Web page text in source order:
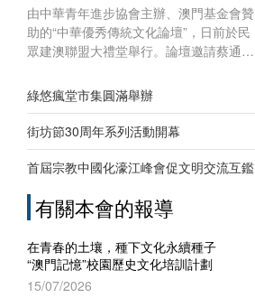
由中華青年進步協會主辦、澳門基金會贊
助的“中華優秀傳統文化論壇”，日前於民
眾建澳聯盟大禮堂舉行。論壇邀請蔡通中
新發展”為題，吸引六十名來自台灣地區
及澳門本地青年踴躍參與，現場互動熱
烈。
綠悠瘋堂市集圓滿舉辦
街坊節30周年系列活動開幕
首屆宗教中國化濠江峰會促文明交流互鑑
有關本會的報導
在青春的土壤，種下文化永續種子
“澳門記憶”校園歷史文化培訓計劃
15/07/2026